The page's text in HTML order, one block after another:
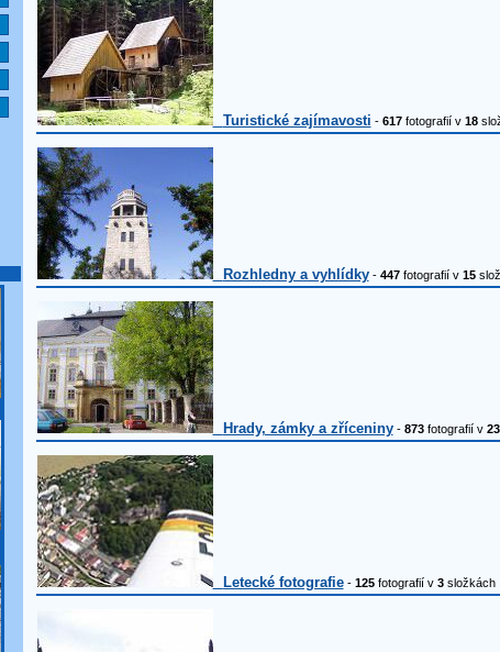
Turistické zajímavosti - 617fotografií v 18
Rozhledny a vyhlídky- 447fotografií v 15
Hrady, zámky a zříceniny- 873fotografií v 23
Letecké fotografie- 125fotografií v 3složkách